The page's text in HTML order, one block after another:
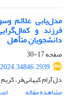
مدل‌یابی علائم
فرزند و
دانشجویان متأهل
صفحه17-30
دل‌آرام کیهانی‌فر،
مشاهده مقاله